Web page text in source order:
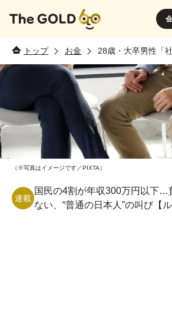
トップ お金 28歳・大卒男性「
（※写真はイメージです／PIXTA）
連載
国民の4割が年収300万円以下…
ない、“普通の日本人”の叫び【